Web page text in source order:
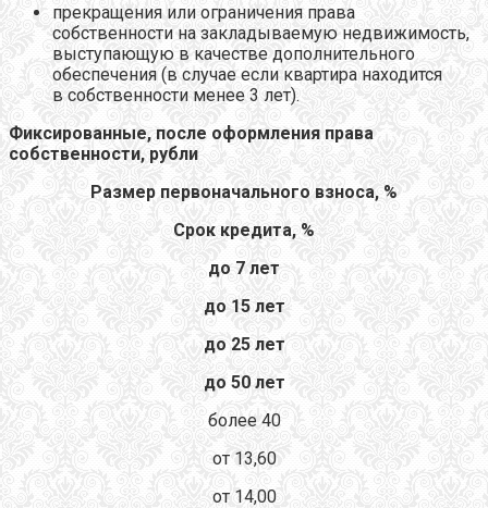
прекращения или ограничения права
собственности на закладываемую недвижимость,
выступающую в качестве дополнительного
обеспечения (в случае если квартира находится
в собственности менее 3 лет).
Фиксированные, после оформления права
собственности, рубли
Размер первоначального взноса, %
Срок кредита, %
до 7 лет
до 15 лет
до 25 лет
до 50 лет
более 40
от 13,60
от 14,00